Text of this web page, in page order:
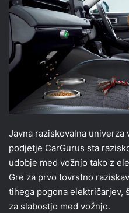
Javna raziskovalna
podjetje CarGurus sta
udobje med vožnjo tako z
Gre za prvo tovrstno
tihega pogona električarjev,
za slabostjo med vožnjo.